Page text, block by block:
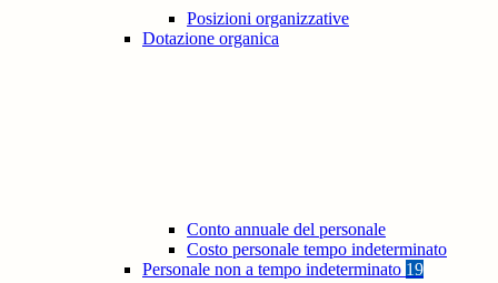
Posizioni organizzative
Dotazione organica
Conto annuale del personale
Costo personale tempo indeterminato
Personale non a tempo indeterminato 19